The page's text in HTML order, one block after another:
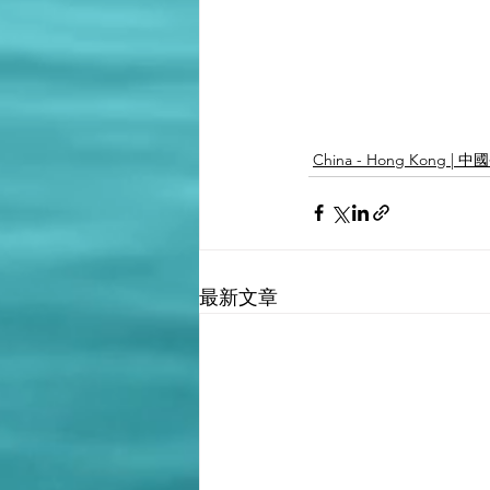
China - Hong Kong | 中
最新文章